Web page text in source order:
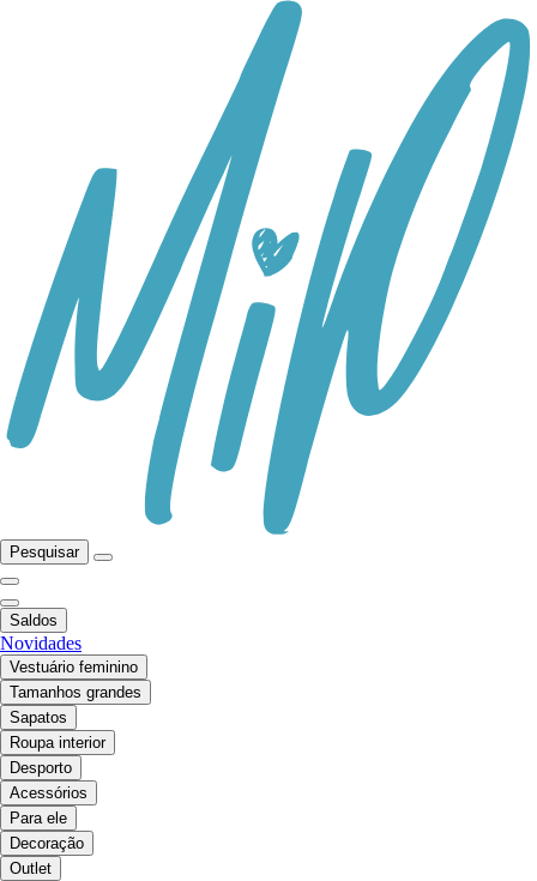
Pesquisar
Saldos
Novidades
Vestuário feminino
Tamanhos grandes
Sapatos
Roupa interior
Desporto
Acessórios
Para ele
Decoração
Outlet